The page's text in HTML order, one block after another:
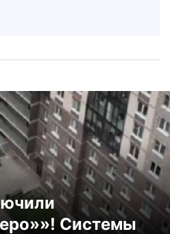
Системы